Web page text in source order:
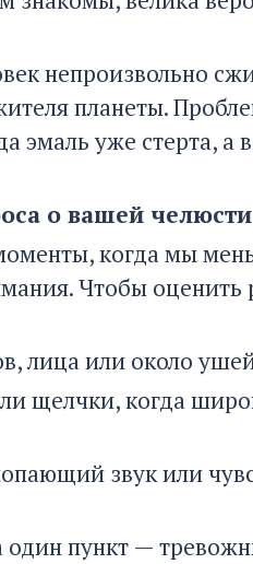
непроизвольно
планеты.
уже стерта, а
о вашей челюсти
когда мы
Чтобы оценить
лица или около
щелчки, когда
звук или
пункт —